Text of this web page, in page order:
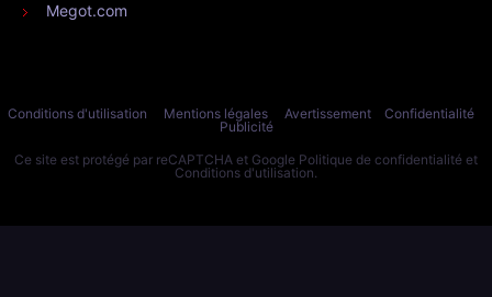
Megot.com
Conditions d'utilisation Mentions légales Avertissement
Confidentialité
Publicité
Ce site est protégé par reCAPTCHA et Google Politique de confidentialité et
Conditions d'utilisation.